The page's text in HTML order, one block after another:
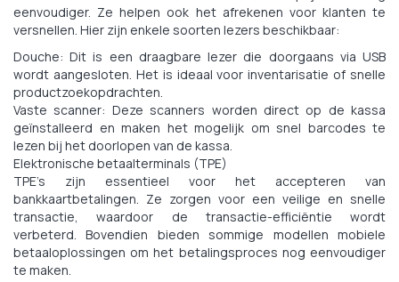
eenvoudiger. Ze helpen ook het afrekenen voor klanten te
versnellen. Hier zijn enkele soorten lezers beschikbaar:
Douche: Dit is een draagbare lezer die doorgaans via USB
wordt aangesloten. Het is ideaal voor inventarisatie of snelle
productzoekopdrachten.
Vaste scanner: Deze scanners worden direct op de kassa
geïnstalleerd en maken het mogelijk om snel barcodes te
lezen bij het doorlopen van de kassa.
Elektronische betaalterminals (TPE)
TPE's zijn essentieel voor het accepteren van
bankkaartbetalingen. Ze zorgen voor een veilige en snelle
transactie, waardoor de transactie-efficiëntie wordt
verbeterd. Bovendien bieden sommige modellen mobiele
betaaloplossingen om het betalingsproces nog eenvoudiger
te maken.